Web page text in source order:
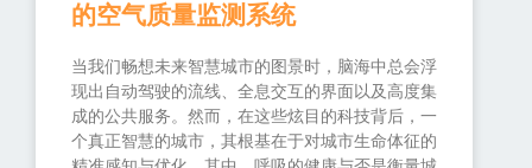
的空气质量监测系统
当我们畅想未来智慧城市的图景时，脑海中总会浮
现出自动驾驶的流线、全息交互的界面以及高度集
成的公共服务。然而，在这些炫目的科技背后，一
个真正智慧的城市，其根基在于对城市生命体征的